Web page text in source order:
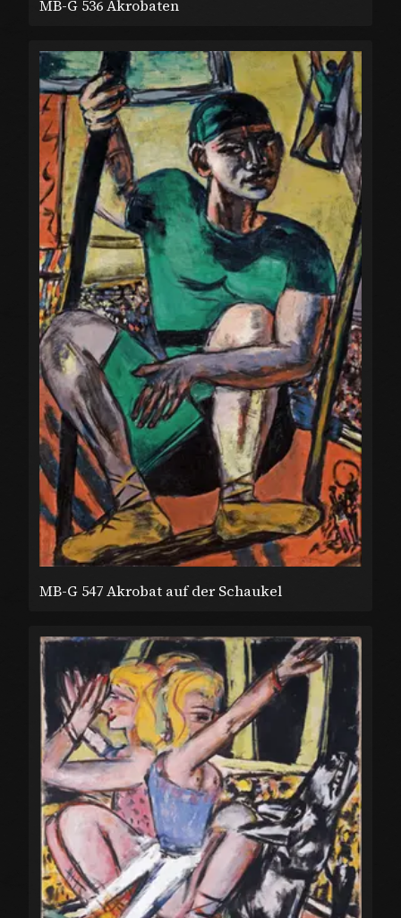
MB-G 536 Akrobaten
MB-G 547 Akrobat auf der Schaukel